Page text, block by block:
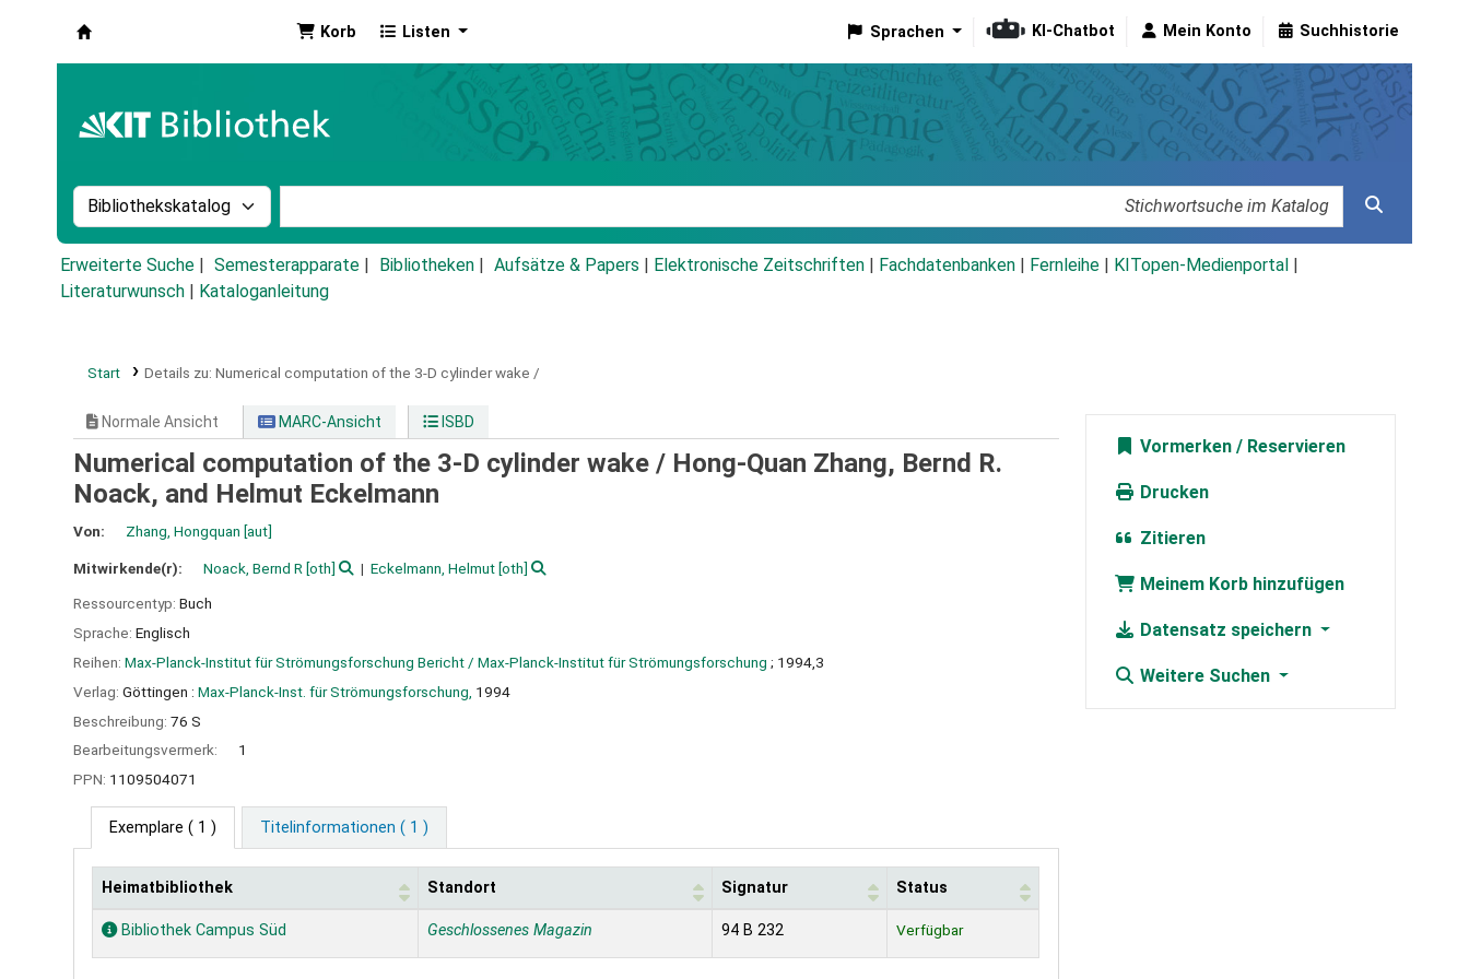
Korb Listen Sprachen KI-Chatbot Mein Konto Suchhistorie
Suche im Katalog nach:
Erweiterte Suche Semesterapparate Bibliotheken Aufsätze & Papers Elektronische Zeitschriften Fachdatenbanken Fernleihe KITopen-Medienportal
Literaturwunsch
Kataloganleitung
Start Details zu: Numerical computation of the 3-D cylinder wake /
Normale Ansicht MARC-Ansicht ISBD
Numerical computation of the 3-D cylinder wake / Hong-Quan Zhang, Bernd R.
Noack, and Helmut Eckelmann
Von: Zhang, Hongquan [aut]
Mitwirkende(r): Noack, Bernd R [oth] Eckelmann, Helmut[oth]
Ressourcentyp: Buch
Sprache: Englisch
Reihen: Max-Planck-Institut für Strömungsforschung Bericht / Max-Planck-Institut für Strömungsforschung ; 1994,3
Verlag: Göttingen : Max-Planck-Inst. für Strömungsforschung, 1994
Beschreibung: 76 S
Bearbeitungsvermerk:
1
PPN: 1109504071
Exemplare ( 1 ) Titelinformationen ( 1 )
Exemplare
Heimatbibliothek Standort Signatur Status
Bibliothek Campus Süd Geschlossenes Magazin 94 B 232 Verfügbar
Vormerken
Drucken
Zitieren
Meinem Korb hinzufügen
Datensatz speichern
Weitere Suchen